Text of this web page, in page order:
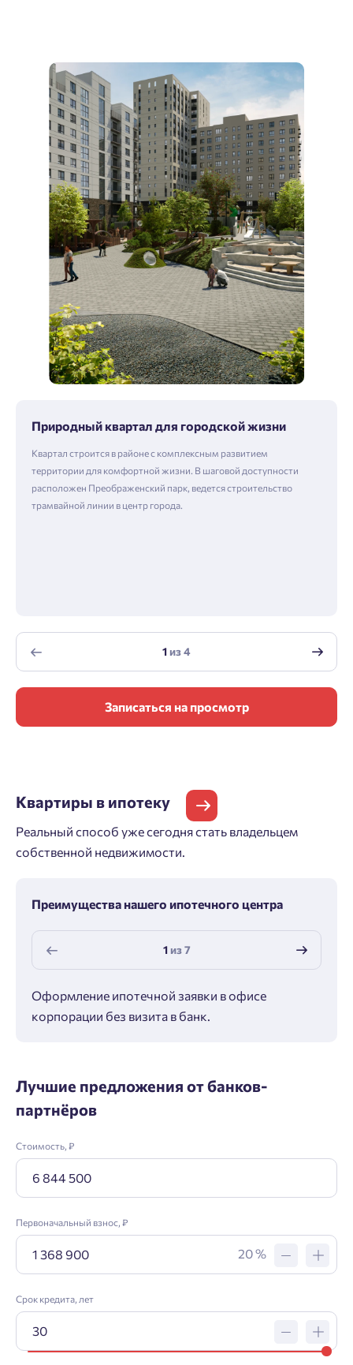
Природный квартал для городской жизни
Квартал строится в районе с комплексным развитием
территории для комфортной жизни. В шаговой доступности
расположен Преображенский парк, ведется строительство
трамвайной линии в центр города.
1из4
Записаться на просмотр
Квартиры в ипотеку
Реальный способ уже сегодня стать владельцем
собственной недвижимости.
Преимущества нашего ипотечного центра
1из7
Оформление ипотечной заявки в офисе
корпорации без визита в банк.
Лучшие предложения от банков-
партнёров
Стоимость, ₽
Первоначальный взнос, ₽
20 %
Срок кредита, лет